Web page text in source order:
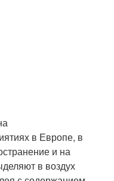
в Европе, в
и на
в воздух